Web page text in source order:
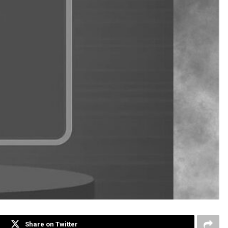
Share on Twitter